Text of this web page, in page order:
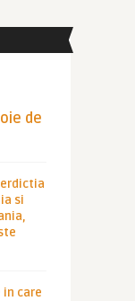
de
si
in care